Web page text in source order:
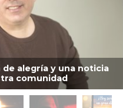
alegría y una noticia
comunidad